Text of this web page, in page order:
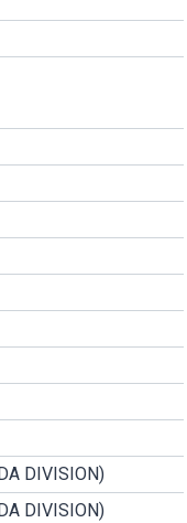
DIVISION)
DIVISION)